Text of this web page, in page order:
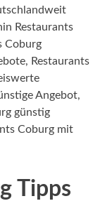
Restaurants
Coburg
Restaurants
Angebot,
günstig
Coburg mit
Tipps